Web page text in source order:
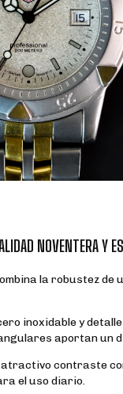
NOVENTERA Y
la robustez de
inoxidable y
aportan un
contraste
el uso diario.